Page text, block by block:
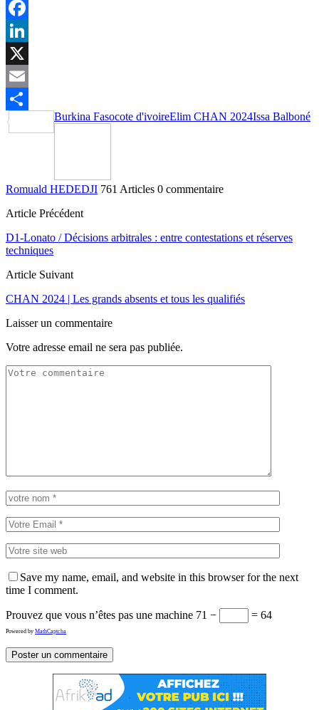
WhatsApp
Facebook
LinkedIn
X
Email
Partager
Burkina Fasocote d'ivoireElim CHAN 2024Issa Balboné
Romuald HEDEDJI 761 Articles 0 commentaire
Article Précédent
D1-Lonato / Décisions arbitrales : entre contestations et réserves
techniques
Article Suivant
CHAN 2024 | Les grands absents et tous les qualifiés
Laisser un commentaire
Votre adresse email ne sera pas publiée.
Save my name, email, and website in this browser for the next
time I comment.
Prouvez que vous n’êtes pas une machine 71 − = 64
Powered by MathCaptcha